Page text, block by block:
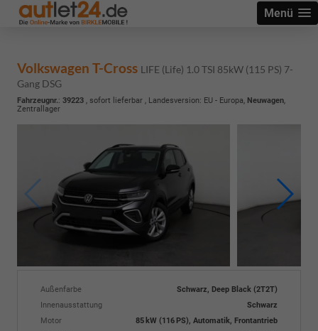
Menü
Volkswagen T-Cross LIFE (Life) 1.0 TSI 85kW (115 PS) 7-
Gang DSG
Fahrzeugnr.: 39223 , sofort lieferbar , Landesversion: EU - Europa, Neuwagen,
Zentrallager
Außenfarbe
Schwarz, Deep Black (2T2T)
Innenausstattung
Schwarz
Motor
85 kW (116 PS), Automatik, Frontantrieb